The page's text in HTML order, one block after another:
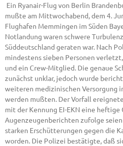
Ein Ryanair-Flug von Berlin
mußte am Mittwochabend, dem 4.
Flughafen Memmingen im Süden
Notlandung waren schwere
Süddeutschland geraten war. Nach
mindestens sieben Personen
und ein Crew-Mitglied. Die genaue
zunächst unklar, jedoch wurde
weiteren medizinischen Versorgung
werden mußten. Der Vorfall
mit der Kennung EI-EKN eine
Augenzeugenberichten zufolge
starken Erschütterungen gegen die
worden. Die Polizei bestätigte, daß